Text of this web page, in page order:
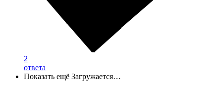
2
ответа
Показать ещё Загружается…